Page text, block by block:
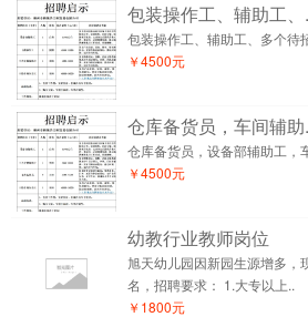
包装操作工、辅助工、
包装操作工、辅助工、多个待
￥4500元
仓库备货员，车间辅助
仓库备货员，设备部辅助工，
￥4500元
幼教行业教师岗位
旭天幼儿园因新园生源增多，
名，招聘要求： 1.大专以上..
￥1800元